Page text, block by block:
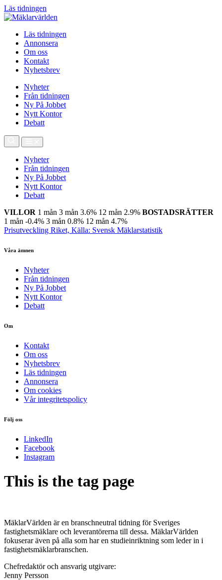
Läs tidningen
Läs tidningen
Annonsera
Om oss
Kontakt
Nyhetsbrev
Nyheter
Från tidningen
Ny På Jobbet
Nytt Kontor
Debatt
Nyheter
Från tidningen
Ny På Jobbet
Nytt Kontor
Debatt
VILLOR 1 mån 3 mån 3.6% 12 mån 2.9% BOSTADSRÄTTER
1 mån -0.4% 3 mån 0.8% 12 mån 4.7%
Prisutveckling Riket, Källa: Svensk Mäklarstatistik
Våra ämnen
Nyheter
Från tidningen
Ny På Jobbet
Nytt Kontor
Debatt
Om
Kontakt
Om oss
Nyhetsbrev
Läs tidningen
Annonsera
Om cookies
Vår integritetspolicy
Följ oss
LinkedIn
Facebook
Instagram
This is the tag page
MäklarVärlden är en branschneutral tidning för Sveriges
fastighetsmäklare och leverantörerna till dessa. MäklarVärlden
fokuserar även på alla som har en studieinriktning som leder in i
fastighetsmäklarbranschen.
Chefredaktör och ansvarig utgivare:
Jenny Persson